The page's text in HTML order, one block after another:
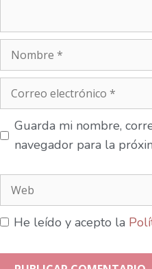
Guarda mi nombre,
navegador para la
He leído y acepto la